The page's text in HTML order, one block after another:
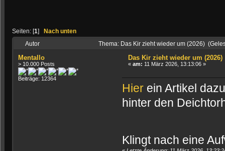
Seiten: [1] Nach unten
Autor Thema: Das Kir zieht wieder um (2026)
Mentallo
> 10.000 Posts
Beiträge: 12364
Das Kir zieht wieder um (2026)
«am: 11 März 2026, 13:13:06 »
Hierein Artikel
hinter den
Klingt nach eine